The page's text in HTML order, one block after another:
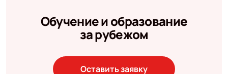
Обучение и образование
за рубежом
Оставить заявку